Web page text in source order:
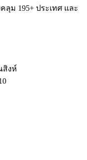
คลุม 195+ ประเทศ และ
สิงห์